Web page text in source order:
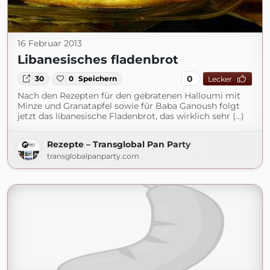
16 Februar 2013
Libanesisches fladenbrot
30 0 Speichern 0 Lecker
Nach den Rezepten für den gebratenen Halloumi mit
Minze und Granatapfel sowie für Baba Ganoush folgt
jetzt das libanesische Fladenbrot, das wirklich sehr (...)
Rezepte – Transglobal Pan Party
transglobalpanparty.com